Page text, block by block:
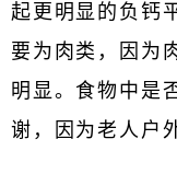
起更明显的负钙
要为肉类，因为
明显。食物中是
谢，因为老人户